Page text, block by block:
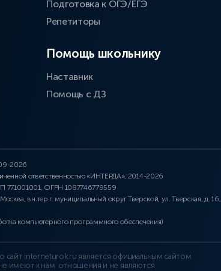
Подготовка к ОГЭ/ЕГЭ
Репетиторы
Помощь школьнику
Наставник
Помощь с ДЗ
2026
ответственностью «ИНТЕРДА», 2014-2026
771001001, ОГРН 1087746779559
вн.тер.г. муниципальный округ Тверской, ул. Тверская, д. 16,
компьютерного программного обеспечения)
сайт interneturok.ru является официальным сайтом
имеют к нам отношения и не являются